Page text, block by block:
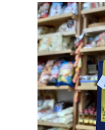
produktu
hvězdiček.